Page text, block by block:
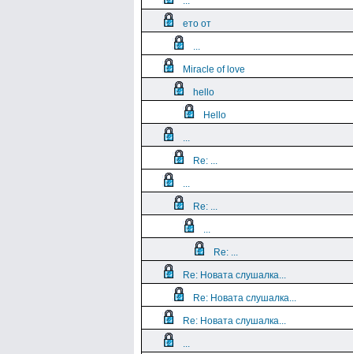
ето от
...
Miracle of love
hello
Hello
...
Re: ...
...
Re: ...
...
Re: ...
Re: Новата слушалка...
Re: Новата слушалка...
Re: Новата слушалка...
...